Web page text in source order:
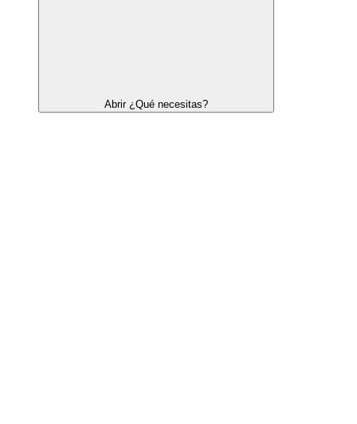
Abrir ¿Qué necesitas?